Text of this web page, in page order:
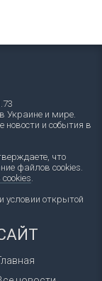
Украине и мире.
и события в
что
файлов cookies.
условии открытой